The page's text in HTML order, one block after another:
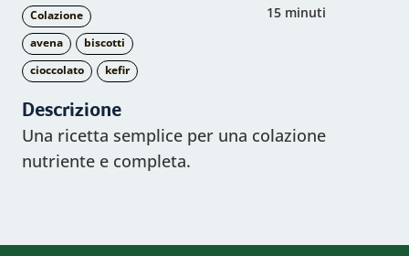
Colazione
avena
biscotti
cioccolato
kefir
15 minuti
Descrizione
Una ricetta semplice per una colazione
nutriente e completa.